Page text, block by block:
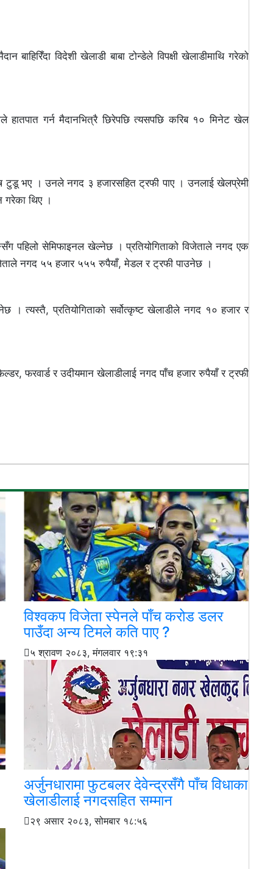
बाहिरिँदा विदेशी खेलाडी बाबा टोन्डेले विपक्षी खेलाडीमाथि गरेको
हातपात गर्न मैदानभित्रै छिरेपछि त्यसपछि करिब १० मिनेट खेल
टुडू भए । उनले नगद ३ हजारसहित ट्रफी पाए । उनलाई खेलप्रेमी
गरेका थिए ।
पहिलो सेमिफाइनल खेल्नेछ । प्रतियोगिताको विजेताले नगद एक
नगद ५५ हजार ५५५ रुपैयाँ, मेडल र ट्रफी पाउनेछ ।
त्यस्तै, प्रतियोगिताको सर्वोत्कृष्ट खेलाडीले नगद १० हजार र
फरवार्ड र उदीयमान खेलाडीलाई नगद पाँच हजार रुपैयाँ र ट्रफी
विश्वकप विजेता स्पेनले पाँच करोड डलर
पाउँदा अन्य टिमले कति पाए ?
५ श्रावण २०८३, मंगलवार १९:३१
अर्जुनधारामा फुटबलर देवेन्द्रसँगै पाँच विधाका
खेलाडीलाई नगदसहित सम्मान
२९ असार २०८३, सोमबार १८:५६